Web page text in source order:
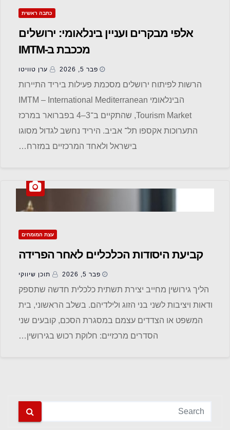
כתבה ראשית
אלפי מבקרים ועניין בינלאומי: ירושלים
מככבת ב-IMTM
פבר 5, 2026 ערן טוויטו
הרשות לפיתוח ירושלים מסכמת פעילות ביריד התיירות
הבינלאומי IMTM – International Mediterranean
Tourism Market, שהתקיים ב־3–4 בפברואר במרכז
התערוכות אקספו תל־ אביב. היריד נחשב לגדול מסוגו
בישראל ולאחד המרכזיים במזרח…
עצת המומחים
קביעת היסודות הכלכליים לאחר הפרידה
פבר 5, 2026 תוכן שיווקי
הליך גירושין מחייב יצירת תשתית כלכלית חדשה שתספק
ודאות ויציבות לשני בני הזוג ולילדיהם. בשלב הראשוני, בית
המשפט או הצדדים עצמם במסגרת הסכם, קובעים שני
הסדרים מרכזיים: חלוקת רכוש בגירושין…